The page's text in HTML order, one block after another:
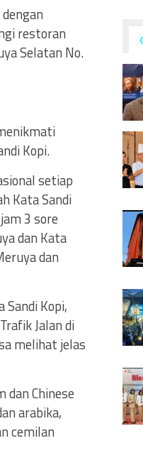
restoran
Selatan No.
Kopi.
setiap
Kata Sandi
3 sore
dan Kata
dan
Kopi,
Jalan di
melihat jelas
Chinese
arabika,
cemilan